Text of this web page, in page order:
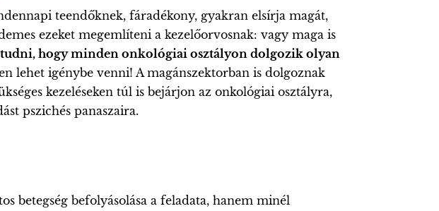
teendőknek, fáradékony, gyakran elsírja magát,
ezeket megemlíteni a kezelőorvosnak: vagy maga is
hogy minden onkológiai osztályon dolgozik olyan
lehet igénybe venni! A magánszektorban is dolgoznak
kezeléseken túl is bejárjon az onkológiai osztályra,
pszichés panaszaira.
betegség befolyásolása a feladata, hanem minél